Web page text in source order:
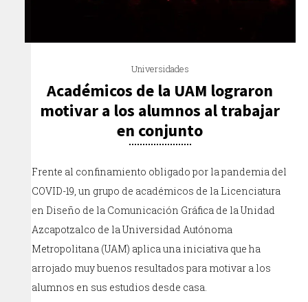
Universidades
Académicos de la UAM lograron
motivar a los alumnos al trabajar
en conjunto
Frente al confinamiento obligado por la pandemia del
COVID-19, un grupo de académicos de la Licenciatura
en Diseño de la Comunicación Gráfica de la Unidad
Azcapotzalco de la Universidad Autónoma
Metropolitana (UAM) aplica una iniciativa que ha
arrojado muy buenos resultados para motivar a los
alumnos en sus estudios desde casa.